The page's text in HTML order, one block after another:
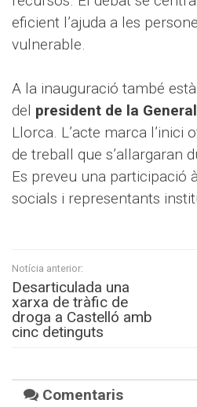
eficient l’ajuda a les
vulnerable.
A la inauguració també
del president de la
Llorca. L’acte marca l’inici
de treball que s’allargaran
Es preveu una participació
socials i representants
Notícia anterior:
Desarticulada una
xarxa de tràfic de
droga a Castelló amb
cinc detinguts
Comentaris